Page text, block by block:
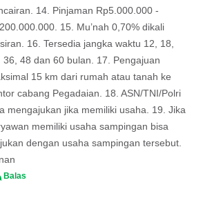
14. Pinjaman Rp5.000.000 -
15. Mu’nah 0,70% dikali
16. Tersedia jangka waktu 12, 18,
36, 48 dan 60 bulan. 17. Pengajuan
15 km dari rumah atau tanah ke
cabang Pegadaian. 18. ASN/TNI/Polri
mengajukan jika memiliki usaha. 19. Jika
memiliki usaha sampingan bisa
dengan usaha sampingan tersebut.
Balas